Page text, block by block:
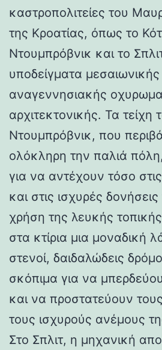
καστροπολιτείες του
της Κροατίας, όπως το
Ντουμπρόβνικ και το
υποδείγματα μεσαιωνικής
αναγεννησιακής
αρχιτεκτονικής. Τα τείχη
Ντουμπρόβνικ, που
ολόκληρη την παλιά
για να αντέχουν τόσο
και στις ισχυρές
χρήση της λευκής τοπικής
στα κτίρια μια μοναδική
στενοί, δαιδαλώδεις
σκόπιμα για να
και να προστατεύουν
τους ισχυρούς ανέμους
Στο Σπλιτ, η μηχανική